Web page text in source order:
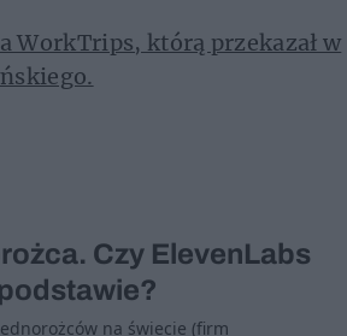
WorkTrips, którą przekazał w
Czy ElevenLabs
na świecie (firm